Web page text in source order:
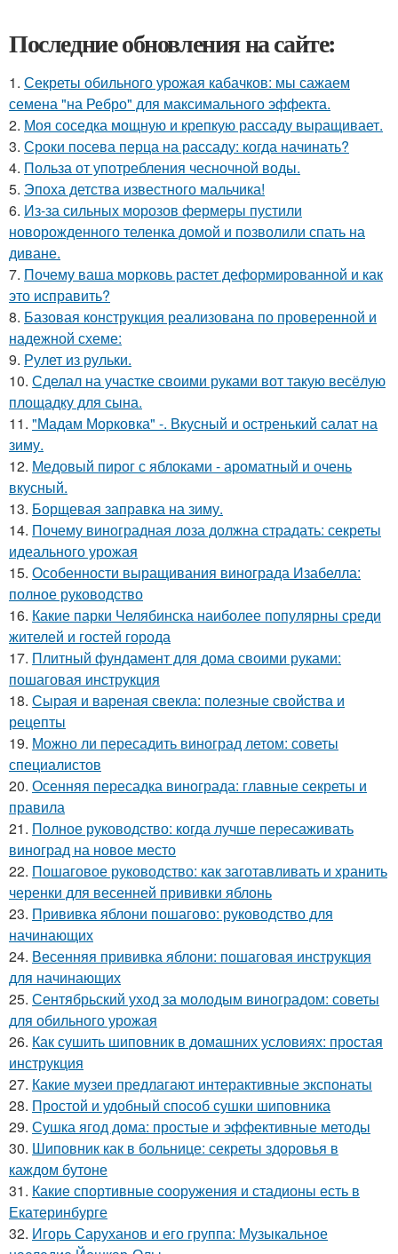
Последние обновления на сайте:
1. Секреты обильного урожая кабачков: мы сажаем
семена "на Ребро" для максимального эффекта.
2. Моя соседка мощную и крепкую рассаду выращивает.
3. Сроки посева перца на рассаду: когда начинать?
4. Польза от употребления чесночной воды.
5. Эпоха детства известного мальчика!
6. Из-за сильных морозов фермеры пустили
новорожденного теленка домой и позволили спать на
диване.
7. Почему ваша морковь растет деформированной и как
это исправить?
8. Базовая конструкция реализована по проверенной и
надежной схеме:
9. Рулет из рульки.
10. Сделал на участке своими руками вот такую весёлую
площадку для сына.
11. "Мадам Морковка" -. Вкусный и остренький салат на
зиму.
12. Медовый пирог с яблоками - ароматный и очень
вкусный.
13. Борщевая заправка на зиму.
14. Почему виноградная лоза должна страдать: секреты
идеального урожая
15. Особенности выращивания винограда Изабелла:
полное руководство
16. Какие парки Челябинска наиболее популярны среди
жителей и гостей города
17. Плитный фундамент для дома своими руками:
пошаговая инструкция
18. Сырая и вареная свекла: полезные свойства и
рецепты
19. Можно ли пересадить виноград летом: советы
специалистов
20. Осенняя пересадка винограда: главные секреты и
правила
21. Полное руководство: когда лучше пересаживать
виноград на новое место
22. Пошаговое руководство: как заготавливать и хранить
черенки для весенней прививки яблонь
23. Прививка яблони пошагово: руководство для
начинающих
24. Весенняя прививка яблони: пошаговая инструкция
для начинающих
25. Сентябрьский уход за молодым виноградом: советы
для обильного урожая
26. Как сушить шиповник в домашних условиях: простая
инструкция
27. Какие музеи предлагают интерактивные экспонаты
28. Простой и удобный способ сушки шиповника
29. Сушка ягод дома: простые и эффективные методы
30. Шиповник как в больнице: секреты здоровья в
каждом бутоне
31. Какие спортивные сооружения и стадионы есть в
Екатеринбурге
32. Игорь Саруханов и его группа: Музыкальное